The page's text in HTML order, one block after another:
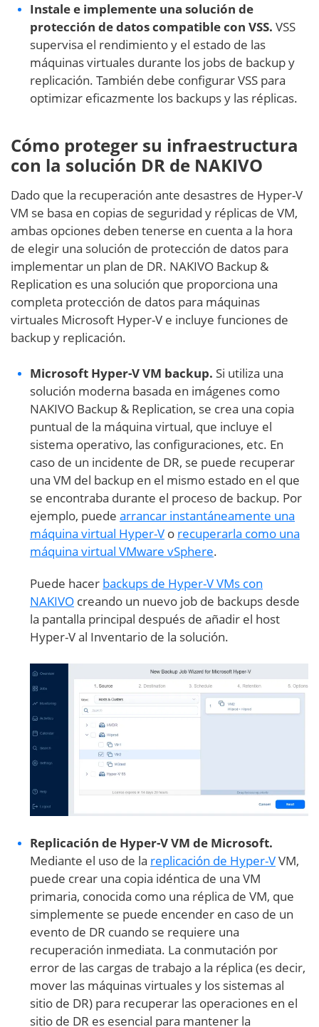
Instale e implemente una solución de
protección de datos compatible con VSS. VSS
supervisa el rendimiento y el estado de las
máquinas virtuales durante los jobs de backup y
replicación. También debe configurar VSS para
optimizar eficazmente los backups y las réplicas.
Cómo proteger su infraestructura
con la solución DR de NAKIVO
Dado que la recuperación ante desastres de Hyper-V
VM se basa en copias de seguridad y réplicas de VM,
ambas opciones deben tenerse en cuenta a la hora
de elegir una solución de protección de datos para
implementar un plan de DR. NAKIVO Backup &
Replication es una solución que proporciona una
completa protección de datos para máquinas
virtuales Microsoft Hyper-V e incluye funciones de
backup y replicación.
Microsoft Hyper-V VM backup. Si utiliza una
solución moderna basada en imágenes como
NAKIVO Backup & Replication, se crea una copia
puntual de la máquina virtual, que incluye el
sistema operativo, las configuraciones, etc. En
caso de un incidente de DR, se puede recuperar
una VM del backup en el mismo estado en el que
se encontraba durante el proceso de backup. Por
ejemplo, puede arrancar instantáneamente una
máquina virtual Hyper-V o recuperarla como una
máquina virtual VMware vSphere.
Puede hacer backups de Hyper-V VMs con
NAKIVO creando un nuevo job de backups desde
la pantalla principal después de añadir el host
Hyper-V al Inventario de la solución.
Replicación de Hyper-V VM de Microsoft.
Mediante el uso de la replicación de Hyper-VVM,
puede crear una copia idéntica de una VM
primaria, conocida como una réplica de VM, que
simplemente se puede encender en caso de un
evento de DR cuando se requiere una
recuperación inmediata. La conmutación por
error de las cargas de trabajo a la réplica (es decir,
mover las máquinas virtuales y los sistemas al
sitio de DR) para recuperar las operaciones en el
sitio de DR es esencial para mantener la